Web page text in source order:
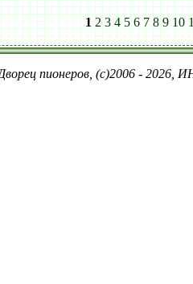
1 2 3 4 5 6 7 8 9 10
пионеров, (c)2006 - 2026,